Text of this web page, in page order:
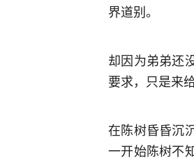
界道别。
却因为弟弟还
要求，只是来
在陈树昏昏沉
一开始陈树不